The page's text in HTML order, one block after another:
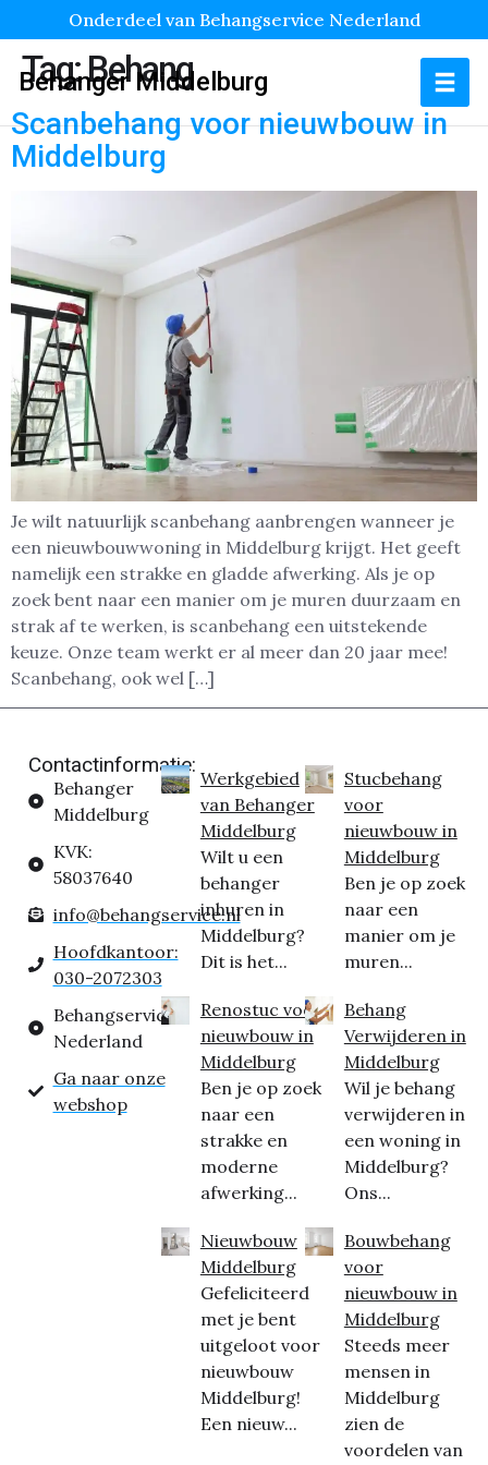
Onderdeel van Behangservice Nederland
Behanger Middelburg
Tag:Behang
Scanbehang voor nieuwbouw in
Middelburg
Je wilt natuurlijk scanbehang aanbrengen wanneer je
een nieuwbouwwoning in Middelburg krijgt. Het geeft
namelijk een strakke en gladde afwerking. Als je op
zoek bent naar een manier om je muren duurzaam en
strak af te werken, is scanbehang een uitstekende
keuze. Onze team werkt er al meer dan 20 jaar mee!
Scanbehang, ook wel […]
Contactinformatie:
Behanger
Middelburg
KVK:
58037640
info@behangservice.nl
Hoofdkantoor:
030-2072303
Behangservice
Nederland
Ga naar onze
webshop
Werkgebied
van Behanger
Middelburg
Wilt u een
behanger
inhuren in
Middelburg?
Dit is het...
Renostuc voor
nieuwbouw in
Middelburg
Ben je op zoek
naar een
strakke en
moderne
afwerking...
Nieuwbouw
Middelburg
Gefeliciteerd
met je bent
uitgeloot voor
nieuwbouw
Middelburg!
Een nieuw...
Stucbehang
voor
nieuwbouw in
Middelburg
Ben je op zoek
naar een
manier om je
muren...
Behang
Verwijderen in
Middelburg
Wil je behang
verwijderen in
een woning in
Middelburg?
Ons...
Bouwbehang
voor
nieuwbouw in
Middelburg
Steeds meer
mensen in
Middelburg
zien de
voordelen van